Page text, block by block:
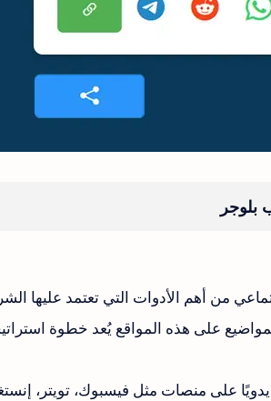
بلوجر
من أهم الأدوات التي تعتمد عليها
على هذه المواقع يُعد خطوة
على منصات مثل فيسبوك، تويتر،